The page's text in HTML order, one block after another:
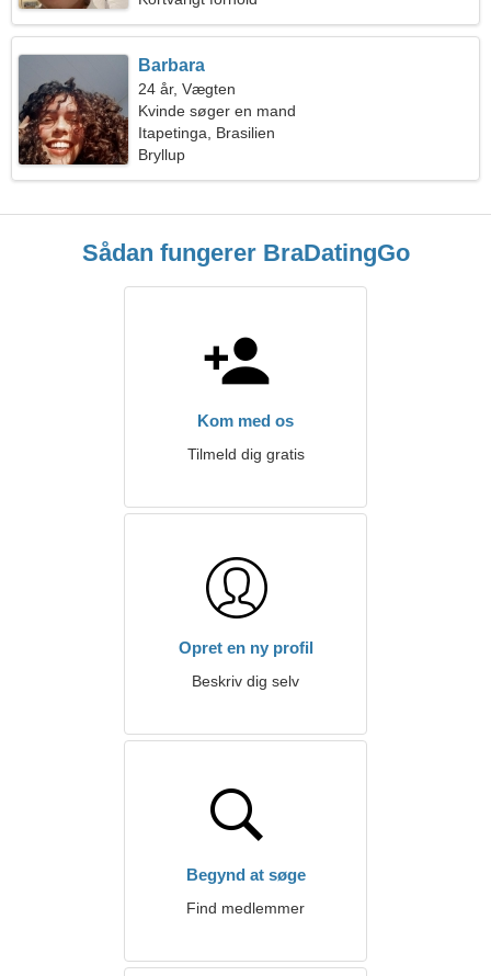
Barbara
24 år, Vægten
Kvinde søger en mand
Itapetinga, Brasilien
Bryllup
Sådan fungerer BraDatingGo
Kom med os
Tilmeld dig gratis
Opret en ny profil
Beskriv dig selv
Begynd at søge
Find medlemmer